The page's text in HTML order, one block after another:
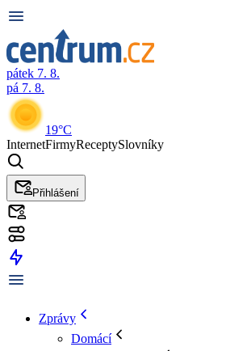
pátek 7. 8.
pá 7. 8.
19°C
InternetFirmyReceptySlovníky
Přihlášení
Zprávy
Domácí